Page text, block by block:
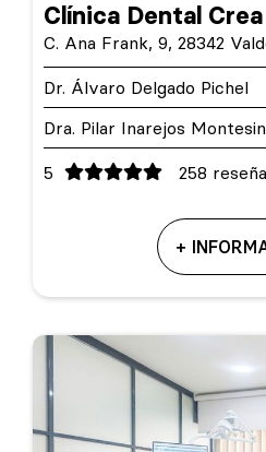
Clínica Dental
C. Ana Frank, 9, 28342
Dr. Álvaro Delgado Pichel
Dra. Pilar Inarejos
5 258
+